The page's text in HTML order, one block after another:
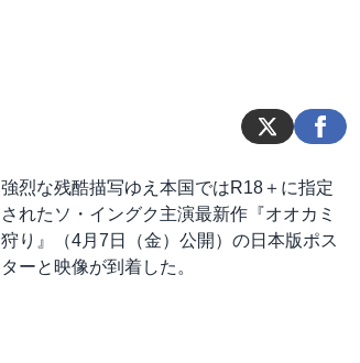
強烈な残酷描写ゆえ本国ではR18＋に指定
されたソ・イングク主演最新作『オオカミ
狩り』（4月7日（金）公開）の日本版ポス
ターと映像が到着した。